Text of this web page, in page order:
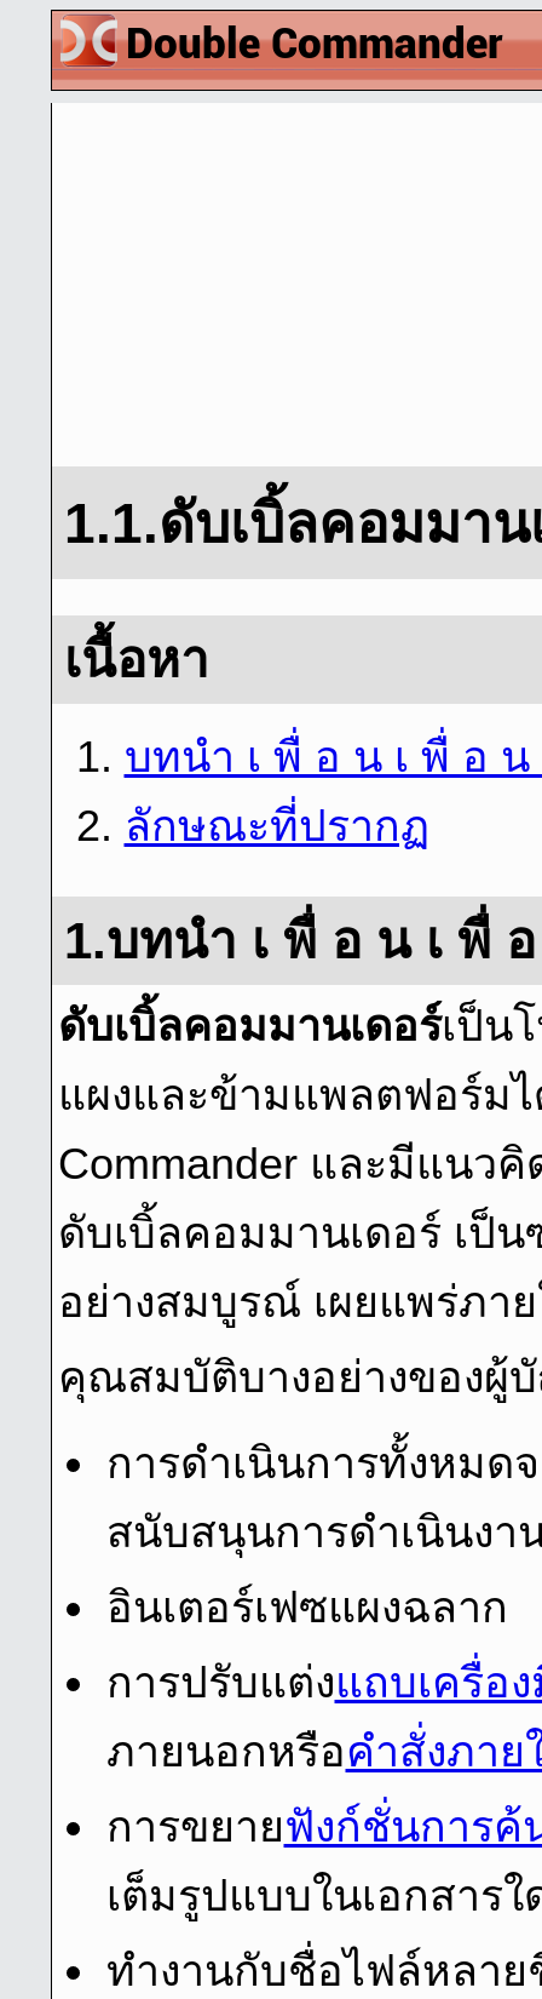
1.1.ดับเบิ้ลคอมมาน
เนื้อหา
1. บทนํา เ พื่ อ น เ พื่ อ น
2. ลักษณะที่ปรากฏ
1.บทนํา เ พื่ อ น เ พื่
ดับเบิ้ลคอมมานเดอร์เป็น
แผงและข้ามแพลตฟอร์มไ
Commander และมีแนวคิ
ดับเบิ้ลคอมมานเดอร์ เป็
อย่างสมบูรณ์ เผยแพร่ภา
คุณสมบัติบางอย่างของผู้
การดําเนินการทั้งหมด
สนับสนุนการดําเนินงา
อินเตอร์เฟซแผงฉลาก
การปรับแต่งแถบเครื่อ
ภายนอกหรือคําสั่งภาย
การขยายฟังก์ชั่นการค้
เต็มรูปแบบในเอกสารใ
ทํางานกับชื่อไฟล์หลา